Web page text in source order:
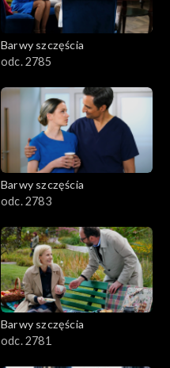
Barwy szczęścia
odc. 2785
Barwy szczęścia
odc. 2783
Barwy szczęścia
odc. 2781